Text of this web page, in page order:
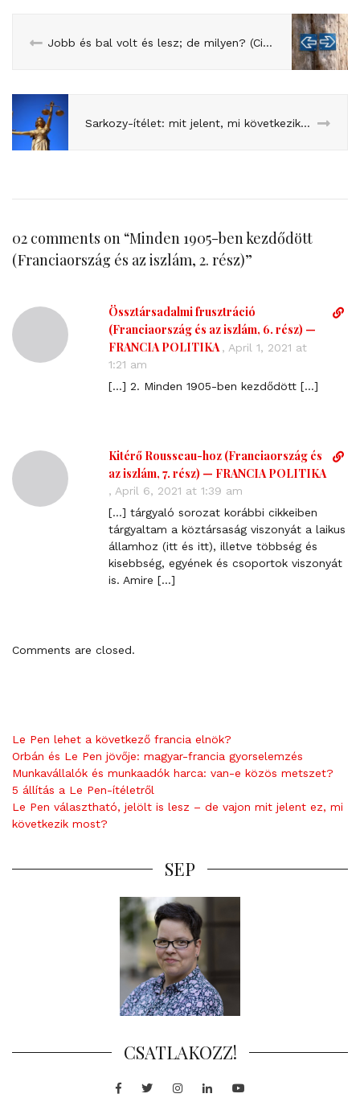
Jobb és bal volt és lesz; de milyen? (Cikkem a Szombatnak)
Sarkozy-ítélet: mit jelent, mi következik belőle?
02 comments on “Minden 1905-ben kezdődött
(Franciaország és az iszlám, 2. rész)”
Össztársadalmi frusztráció
(Franciaország és az iszlám, 6. rész) —
FRANCIA POLITIKA , April 1, 2021 at
1:21 am
D
o
m
[…] 2. Minden 1905-ben kezdődött […]
Kitérő Rousseau-hoz (Franciaország és
az iszlám, 7. rész) — FRANCIA POLITIKA
, April 6, 2021 at 1:39 am
D
i
[…] tárgyaló sorozat korábbi cikkeiben
tárgyaltam a köztársaság viszonyát a laikus
államhoz (itt és itt), illetve többség és
kisebbség, egyének és csoportok viszonyát
is. Amire […]
Comments are closed.
Le Pen lehet a következő francia elnök?
Orbán és Le Pen jövője: magyar-francia gyorselemzés
Munkavállalók és munkaadók harca: van-e közös metszet?
5 állítás a Le Pen-ítéletről
Le Pen választható, jelölt is lesz – de vajon mit jelent ez, mi
következik most?
SEP
CSATLAKOZZ!
Facebook
TwitterInstagram
LinkedInYoutube